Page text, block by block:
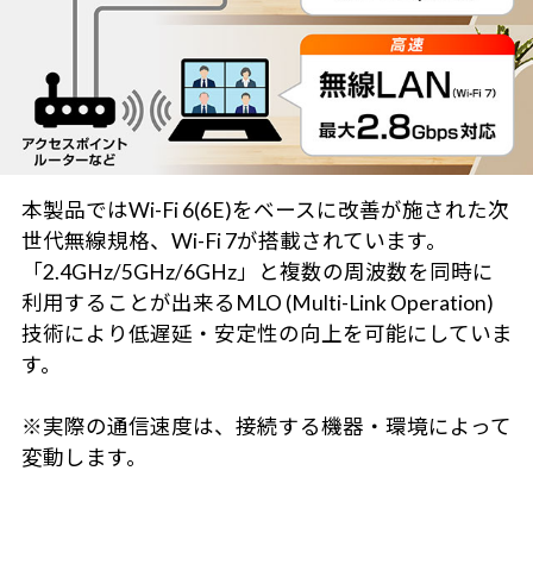
本製品ではWi-Fi 6(6E)をベースに改善が施された次
世代無線規格、Wi-Fi 7が搭載されています。
「2.4GHz/5GHz/6GHz」と複数の周波数を同時に
利用することが出来るMLO (Multi-Link Operation)
技術により低遅延・安定性の向上を可能にしていま
す。
※実際の通信速度は、接続する機器・環境によって
変動します。